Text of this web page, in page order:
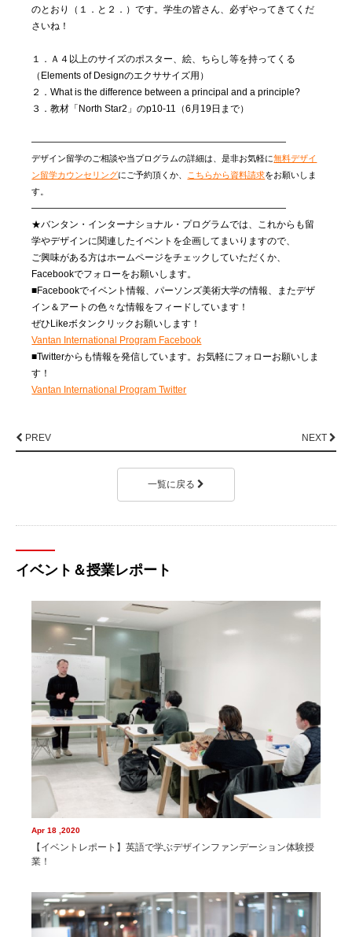
のとおり（１．と２．）です。学生の皆さん、必ずやってきてくだ
さいね！
１．Ａ４以上のサイズのポスター、絵、ちらし等を持ってくる
（Elements of Designのエクササイズ用）
２．What is the difference between a principal and a principle?
３．教材「North Star2」のp10-11（6月19日まで）
———————————————————————————
デザイン留学のご相談や当プログラムの詳細は、是非お気軽に無料デザイ
ン留学カウンセリングにご予約頂くか、 こちらから資料請求をお願いしま
す。
———————————————————————————
★バンタン・インターナショナル・プログラムでは、これからも留
学やデザインに関連したイベントを企画してまいりますので、
ご興味がある方はホームページをチェックしていただくか、
Facebookでフォローをお願いします。
■Facebookでイベント情報、パーソンズ美術大学の情報、またデザ
イン＆アートの色々な情報をフィードしています！
ぜひLikeボタンクリックお願いします！
Vantan International Program Facebook
■Twitterからも情報を発信しています。お気軽にフォローお願いしま
す！
Vantan International Program Twitter
PREV NEXT
一覧に戻る
イベント＆授業レポート
Apr 18 ,2020
【イベントレポート】英語で学ぶデザインファンデーション体験授
業！